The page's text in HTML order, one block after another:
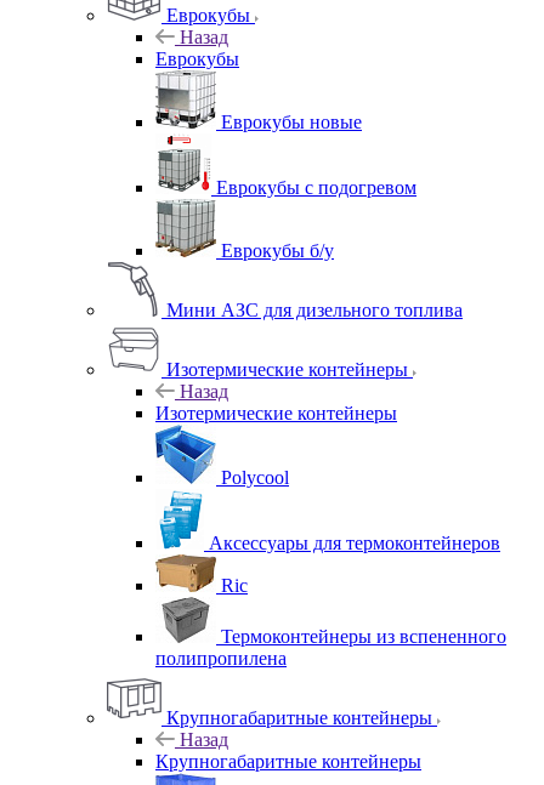
Еврокубы
Назад
Еврокубы
Еврокубы новые
Еврокубы с подогревом
Еврокубы б/у
Мини АЗС для дизельного топлива
Изотермические контейнеры
Назад
Изотермические контейнеры
Polycool
Аксессуары для термоконтейнеров
Ric
Термоконтейнеры из вспененного
полипропилена
Крупногабаритные контейнеры
Назад
Крупногабаритные контейнеры